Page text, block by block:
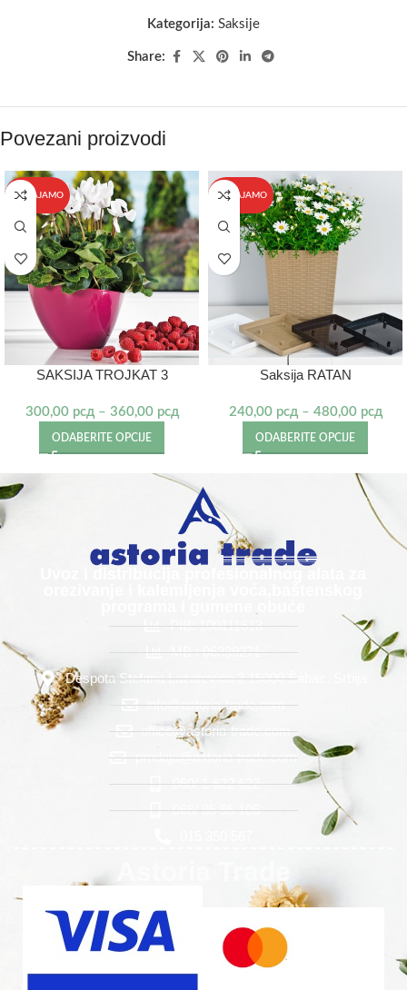
Kategorija: Saksije
Share:
Povezani proizvodi
IZDVAJAMO
SAKSIJA TROJKAT 3
300,00 рсд – 360,00 рсд
ODABERITE OPCIJE
IZDVAJAMO
Saksija RATAN
240,00 рсд – 480,00 рсд
ODABERITE OPCIJE
PIB: 100111613
MB : 06339271
Despota Stefana Lazarevića 2 15000 Šabac, Srbija
info@astoria-trade.com
office@astoria-trade.com
prodaja@astoria-trade.com
060/ 1 622 622
065/ 85 95 105